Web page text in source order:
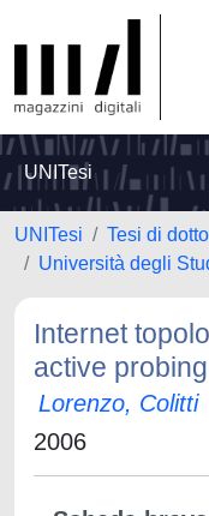
UNITesi
UNITesi
Tesi di
Università degli
Internet
active probing
Lorenzo, Colitti
2006